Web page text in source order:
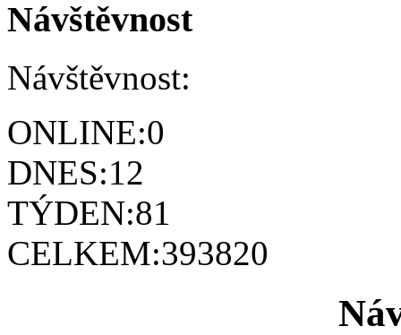
Návštěvnost
Návštěvnost:
ONLINE:0
DNES:12
TÝDEN:81
CELKEM:393820